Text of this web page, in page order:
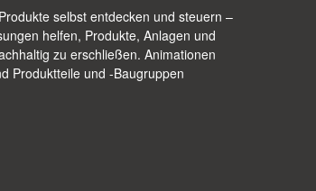
selbst entdecken und steuern –
helfen, Produkte, Anlagen und
zu erschließen. Animationen
Produktteile und -Baugruppen